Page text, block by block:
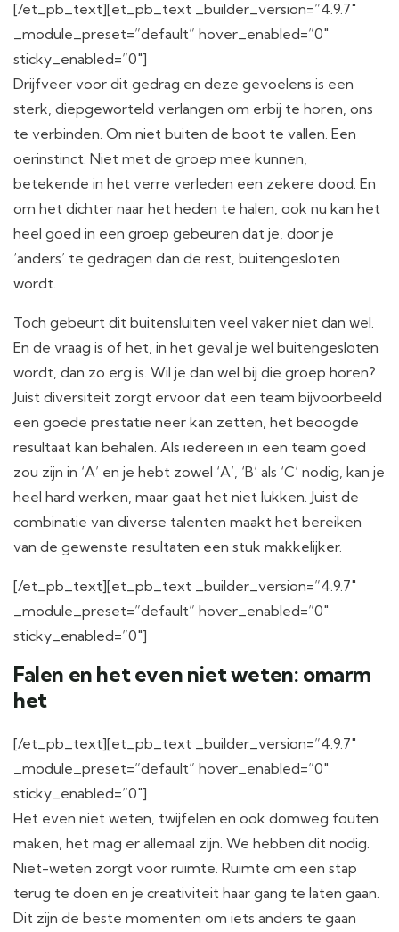
[/et_pb_text][et_pb_text _builder_version=”4.9.7″
_module_preset=”default” hover_enabled=”0″
sticky_enabled=”0″]
Drijfveer voor dit gedrag en deze gevoelens is een
sterk, diepgeworteld verlangen om erbij te horen, ons
te verbinden. Om niet buiten de boot te vallen. Een
oerinstinct. Niet met de groep mee kunnen,
betekende in het verre verleden een zekere dood. En
om het dichter naar het heden te halen, ook nu kan het
heel goed in een groep gebeuren dat je, door je
‘anders’ te gedragen dan de rest, buitengesloten
wordt.
Toch gebeurt dit buitensluiten veel vaker niet dan wel.
En de vraag is of het, in het geval je wel buitengesloten
wordt, dan zo erg is. Wil je dan wel bij die groep horen?
Juist diversiteit zorgt ervoor dat een team bijvoorbeeld
een goede prestatie neer kan zetten, het beoogde
resultaat kan behalen. Als iedereen in een team goed
zou zijn in ‘A’ en je hebt zowel ‘A’, ‘B’ als ‘C’ nodig, kan je
heel hard werken, maar gaat het niet lukken. Juist de
combinatie van diverse talenten maakt het bereiken
van de gewenste resultaten een stuk makkelijker.
[/et_pb_text][et_pb_text _builder_version=”4.9.7″
_module_preset=”default” hover_enabled=”0″
sticky_enabled=”0″]
Falen en het even niet weten: omarm
het
[/et_pb_text][et_pb_text _builder_version=”4.9.7″
_module_preset=”default” hover_enabled=”0″
sticky_enabled=”0″]
Het even niet weten, twijfelen en ook domweg fouten
maken, het mag er allemaal zijn. We hebben dit nodig.
Niet-weten zorgt voor ruimte. Ruimte om een stap
terug te doen en je creativiteit haar gang te laten gaan.
Dit zijn de beste momenten om iets anders te gaan